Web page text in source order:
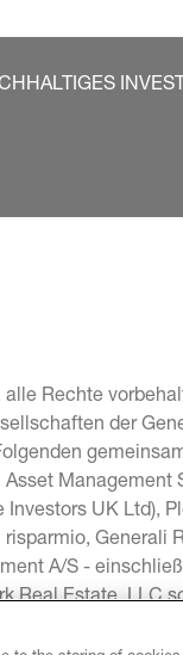
Rechte
der
Management
UK Ltd),
Generali
A/S -
Real Estate, LLC
Pacific Limited,